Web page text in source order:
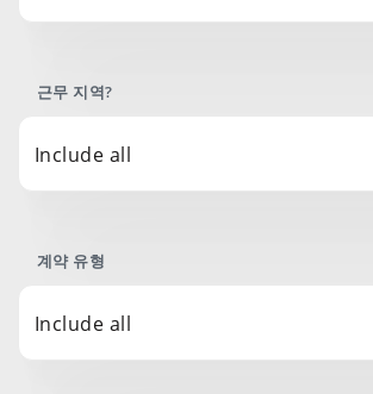
근무 지역?
Include all
계약 유형
Include all